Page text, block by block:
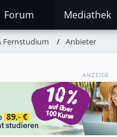
Forum Mediathek
Fernstudium Anbieter
ANZEIGE